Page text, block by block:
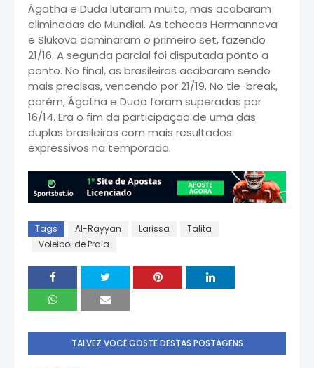
Ágatha e Duda lutaram muito, mas acabaram
eliminadas do Mundial. As tchecas Hermannova
e Slukova dominaram o primeiro set, fazendo
21/16. A segunda parcial foi disputada ponto a
ponto. No final, as brasileiras acabaram sendo
mais precisas, vencendo por 21/19. No tie-break,
porém, Ágatha e Duda foram superadas por
16/14. Era o fim da participação de uma das
duplas brasileiras com mais resultados
expressivos na temporada.
Tags Al-Rayyan Larissa
Talita
Voleibol de Praia
TALVEZ VOCÊ GOSTE DESTAS POSTAGENS